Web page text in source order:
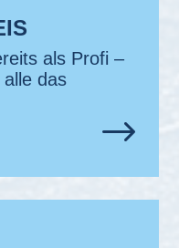
als Profi –
das
$